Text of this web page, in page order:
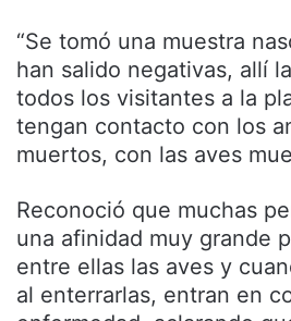
“Se tomó una muestra
han salido negativas, allí
todos los visitantes a la
tengan contacto con los
muertos, con las aves
Reconoció que muchas
una afinidad muy grande
entre ellas las aves y
al enterrarlas, entran en